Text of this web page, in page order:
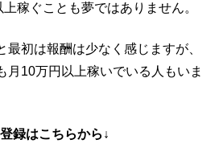
稼ぐことも夢ではありません。
最初は報酬は少なく感じますが、
月10万円以上稼いでいる人もいま
録はこちらから↓